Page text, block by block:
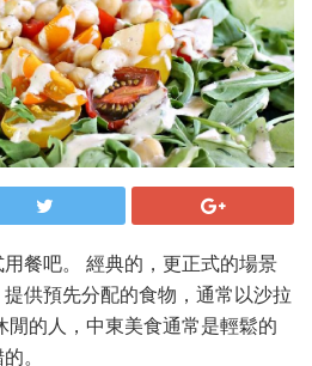
餐吧。 經典的，更正式的場景
供預先分配的食物，通常以沙拉
閒的人，中東美食通常是輕鬆的
。